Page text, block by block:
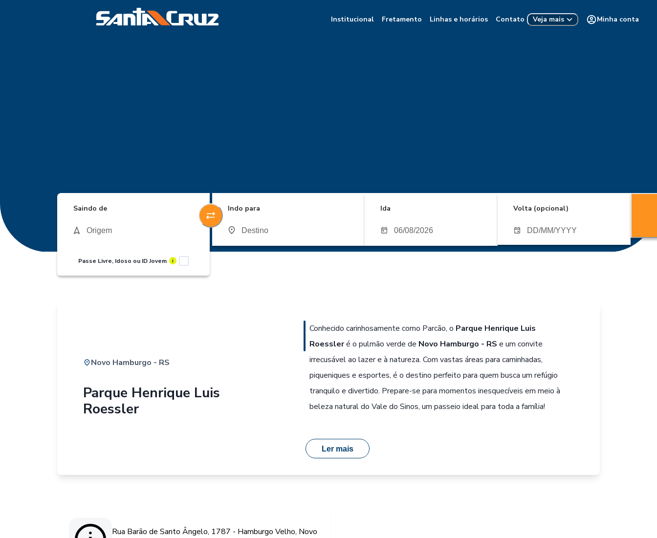
Institucional Fretamento Linhas e horários Contato Veja mais Minha conta
Saindo de
Passe Livre, Idoso ou ID Jovem i
Indo para Ida Volta (opcional)
Novo Hamburgo - RS
Parque Henrique Luis
Roessler
Conhecido carinhosamente como Parcão, o Parque Henrique Luis
Roessleré o pulmão verde de Novo Hamburgo - RS e um convite
irrecusável ao lazer e à natureza. Com vastas áreas para caminhadas,
piqueniques e esportes, é o destino perfeito para quem busca um refúgio
tranquilo e divertido. Prepare-se para momentos inesquecíveis em meio à
beleza natural do Vale do Sinos, um passeio ideal para toda a família!
Ler mais
Rua Barão de Santo Ângelo, 1787 - Hamburgo Velho, Novo